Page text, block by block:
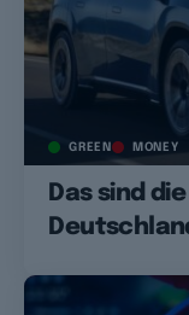
GREEN MONEY
Das sind